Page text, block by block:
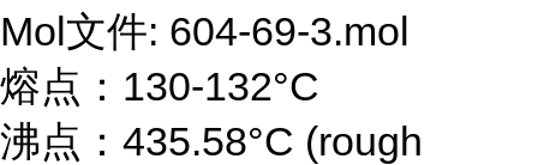
Mol文件: 604-69-3.mol
熔点：130-132°C
沸点：435.58°C (rough